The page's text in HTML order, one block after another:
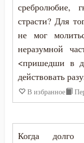
Слава
Славолюбие
Сладострастие
Сластолюбие
Слезы
сребролюбие,
страсти? Для
не мог
неразумной
<пришедши в
действовать
В избранное
Когда